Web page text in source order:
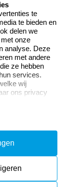
opnemen
vragen
te
te bieden en
delen we
onze
analyse. Deze
met andere
ze hebben
services.
wij
ons privacy